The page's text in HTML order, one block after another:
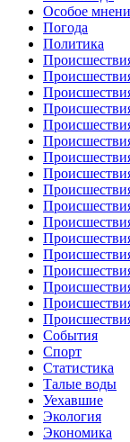
Особое
Погода
Политика
События
Спорт
Статистика
Талые воды
Уехавшие
Экология
Экономика